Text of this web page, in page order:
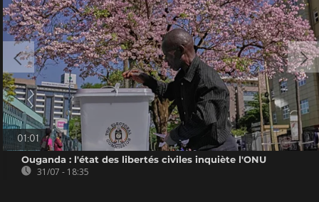
01:01
Ouganda : l'état des libertés civiles inquiète l'ONU
31/07 - 18:35